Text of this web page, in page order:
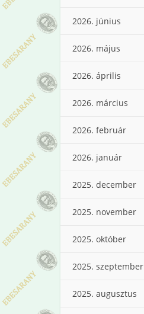
2026. június
2026. május
2026. április
2026. március
2026. február
2026. január
2025. december
2025. november
2025. október
2025. szeptember
2025. augusztus